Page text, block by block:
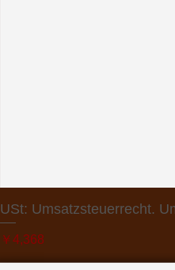
USt: Umsatzsteuerrecht.
価格
￥4,368